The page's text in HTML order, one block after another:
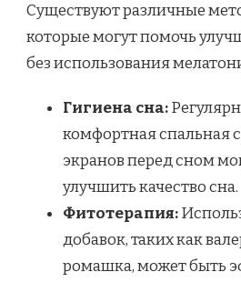
Существуют различные
которые могут помочь
без использования
Гигиена сна:
комфортная спальная
экранов перед сном
улучшить качество сна.
Фитотерапия:
добавок, таких как
ромашка, может быть